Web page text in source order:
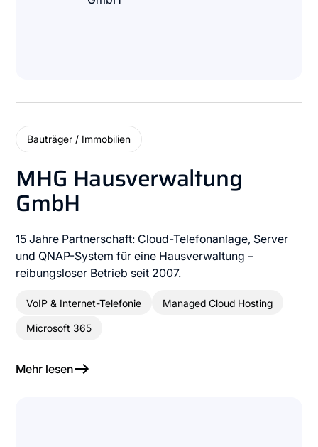
Bauträger / Immobilien
MHG Hausverwaltung
GmbH
15 Jahre Partnerschaft: Cloud-Telefonanlage, Server
und QNAP-System für eine Hausverwaltung –
reibungsloser Betrieb seit 2007.
VoIP & Internet-Telefonie Managed Cloud Hosting
Microsoft 365
Mehr lesen